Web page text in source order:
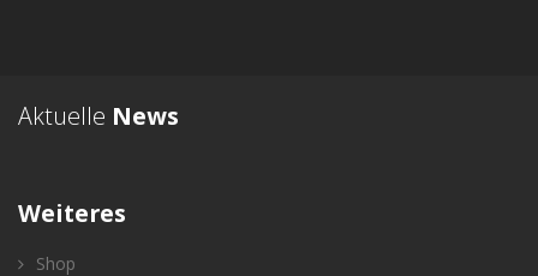
Aktuelle News
Weiteres
Shop